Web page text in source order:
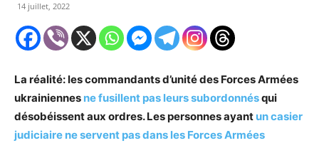
14 juillet, 2022
La réalité: les commandants d’unité des Forces Armées
ukrainiennes ne fusillent pas leurs subordonnésqui
désobéissent aux ordres. Les personnes ayant un casier
judiciaire ne servent pas dans les Forces Armées